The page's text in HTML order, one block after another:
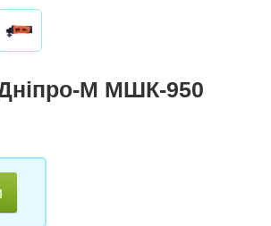
М МШК-950